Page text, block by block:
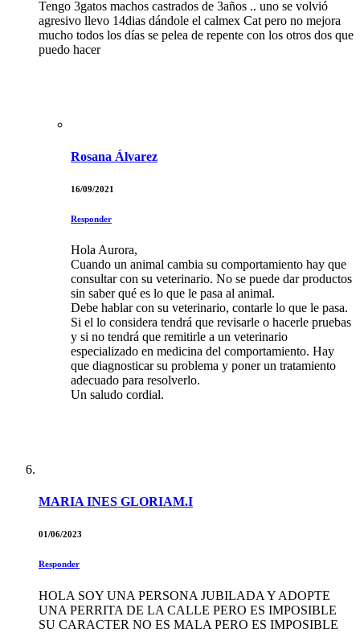
Tengo 3gatos machos castrados de 3años .. uno se volvió
agresivo llevo 14dias dándole el calmex Cat pero no mejora
mucho todos los días se pelea de repente con los otros dos que
puedo hacer
Rosana Álvarez
16/09/2021
Responder
Hola Aurora,
Cuando un animal cambia su comportamiento hay que
consultar con su veterinario. No se puede dar productos
sin saber qué es lo que le pasa al animal.
Debe hablar con su veterinario, contarle lo que le pasa.
Si el lo considera tendrá que revisarle o hacerle pruebas
y si no tendrá que remitirle a un veterinario
especializado en medicina del comportamiento. Hay
que diagnosticar su problema y poner un tratamiento
adecuado para resolverlo.
Un saludo cordial.
MARIA INES GLORIAM.I
01/06/2023
Responder
HOLA SOY UNA PERSONA JUBILADA Y ADOPTE
UNA PERRITA DE LA CALLE PERO ES IMPOSIBLE
SU CARACTER NO ES MALA PERO ES IMPOSIBLE